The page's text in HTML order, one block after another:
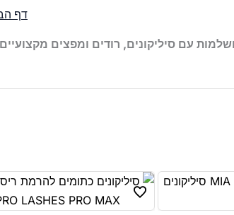
דף
עם סיליקונים, רודים ומפצים